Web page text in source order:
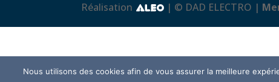
Réalisation | © DAD ELECTRO |
Nous utilisons des cookies afin de vous assurer la meilleure